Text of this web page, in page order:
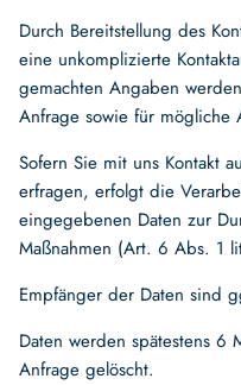
Durch Bereitstellung des
eine unkomplizierte
gemachten Angaben
Anfrage sowie für mögliche
Sofern Sie mit uns Kontakt
erfragen, erfolgt die
eingegebenen Daten zur
Maßnahmen (Art. 6 Abs. 1
Empfänger der Daten sind
Daten werden spätestens 6
Anfrage gelöscht.